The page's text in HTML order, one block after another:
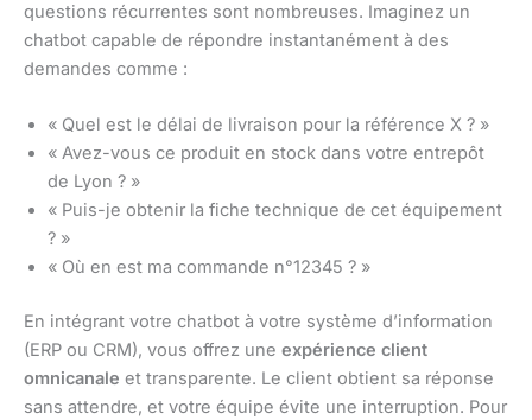
questions récurrentes sont nombreuses. Imaginez un
chatbot capable de répondre instantanément à des
demandes comme :
« Quel est le délai de livraison pour la référence X ? »
« Avez-vous ce produit en stock dans votre entrepôt
de Lyon ? »
« Puis-je obtenir la fiche technique de cet équipement
? »
« Où en est ma commande n°12345 ? »
En intégrant votre chatbot à votre système d’information
(ERP ou CRM), vous offrez une expérience client
omnicanale et transparente. Le client obtient sa réponse
sans attendre, et votre équipe évite une interruption. Pour